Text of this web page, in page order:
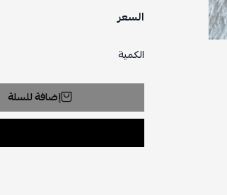
السعر
الكمية
إضافة للسلة